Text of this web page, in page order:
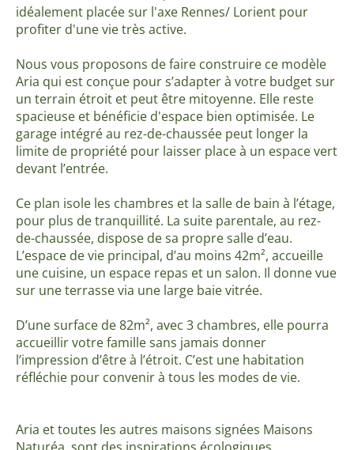
idéalement placée sur l'axe Rennes/ Lorient pour
profiter d'une vie très active.
Nous vous proposons de faire construire ce modèle
Aria qui est conçue pour s’adapter à votre budget sur
un terrain étroit et peut être mitoyenne. Elle reste
spacieuse et bénéficie d'espace bien optimisée. Le
garage intégré au rez-de-chaussée peut longer la
limite de propriété pour laisser place à un espace vert
devant l’entrée.
Ce plan isole les chambres et la salle de bain à l’étage,
pour plus de tranquillité. La suite parentale, au rez-
de-chaussée, dispose de sa propre salle d’eau.
L’espace de vie principal, d’au moins 42m², accueille
une cuisine, un espace repas et un salon. Il donne vue
sur une terrasse via une large baie vitrée.
D’une surface de 82m², avec 3 chambres, elle pourra
accueillir votre famille sans jamais donner
l’impression d’être à l’étroit. C’est une habitation
réfléchie pour convenir à tous les modes de vie.
Aria et toutes les autres maisons signées Maisons